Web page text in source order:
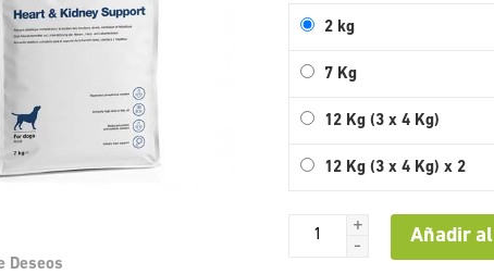
2 kg
7 Kg
12 Kg (3 x 4 Kg)
12 Kg (3 x 4 Kg) x 2
+
-
Añadir
Deseos